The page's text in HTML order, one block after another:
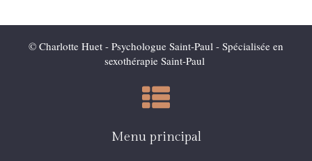
© Charlotte Huet - Psychologue Saint-Paul - Spécialisée en
sexothérapie Saint-Paul
Menu principal